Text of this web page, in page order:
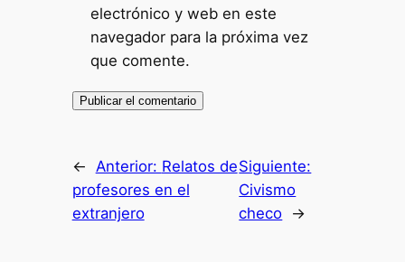
electrónico y web en este
navegador para la próxima vez
que comente.
← Anterior: Relatos de
profesores en el
extranjero
Siguiente:
Civismo
checo →